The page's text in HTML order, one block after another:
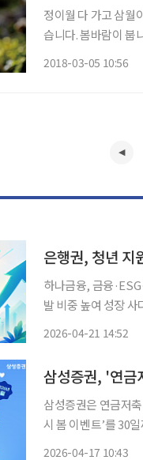
정이월 다 가고 삼월
습니다. 봄바람이 붑
2018-03-05 10:56
은행권, 청년
하나금융, 금융
발 비중 높여 성장
2026-04-21 14:52
삼성증권, '연금
삼성증권은 연금저
시 봄 이벤트’를 30일까지 진행한다
2026-04-17 10:43